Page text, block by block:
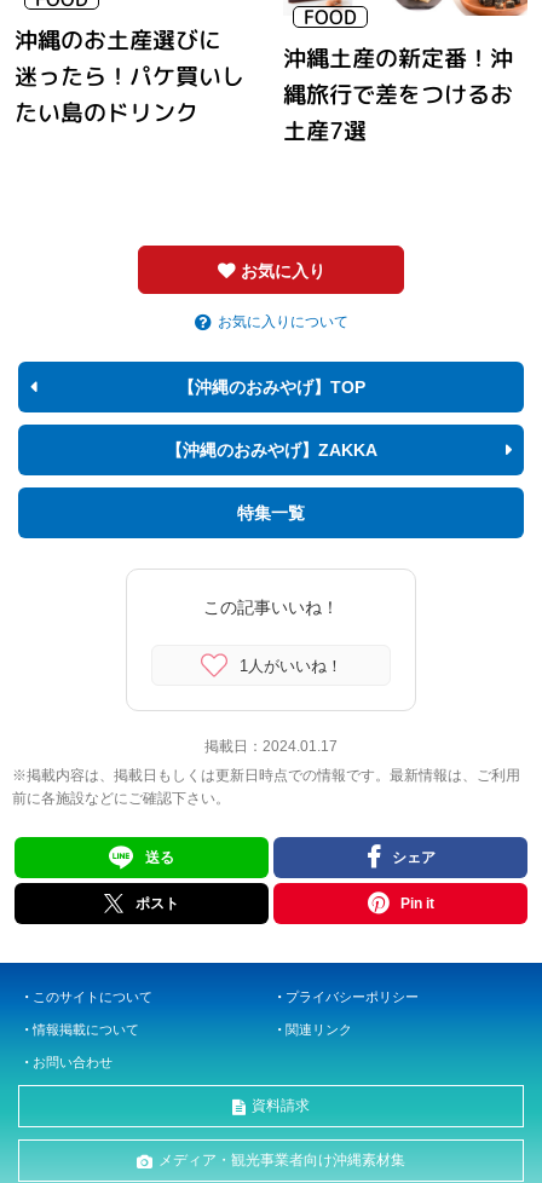
沖縄のお土産選びに
迷ったら！パケ買いし
たい島のドリンク
沖縄土産の新定番！沖
縄旅行で差をつけるお
土産7選
お気に入り
お気に入りについて
【沖縄のおみやげ】TOP
【沖縄のおみやげ】ZAKKA
特集一覧
この記事いいね！
1人がいいね！
掲載日： 2024.01.17
※掲載内容は、掲載日もしくは更新日時点での情報です。最新情報は、ご利用
前に各施設などにご確認下さい。
送る シェア
ポスト Pin it
このサイトについて プライバシーポリシー
情報掲載について 関連リンク
お問い合わせ
資料請求
メディア・観光事業者向け沖縄素材集